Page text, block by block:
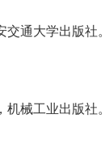
通大学出版社。
械工业出版社。